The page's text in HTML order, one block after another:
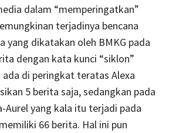
dalam “memperingatkan”
terjadinya bencana
yang dikatakan oleh BMKG pada
dengan kata kunci “siklon”
ada di peringkat teratas Alexa
5 berita saja, sedangkan pada
Aurel yang kala itu terjadi pada
66 berita. Hal ini pun